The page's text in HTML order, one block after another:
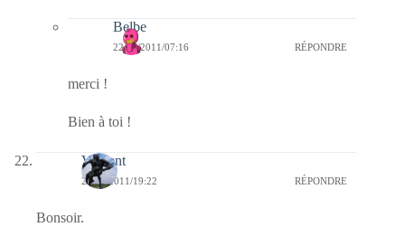
Belbe
22/03/2011/07:16 RÉPONDRE
merci !
Bien à toi !
Vincent
21/03/2011/19:22 RÉPONDRE
Bonsoir.